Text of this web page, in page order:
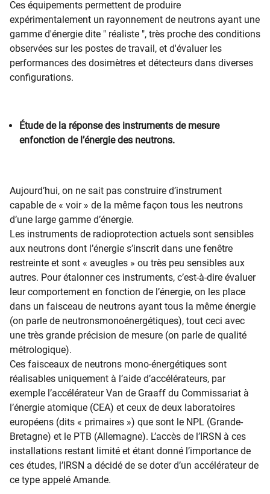
Ces équipements permettent de produire
expérimentalement un rayonnement de neutrons ayant une
gamme d'énergie dite " réaliste ", très proche des conditions
observées sur les postes de travail, et d'évaluer les
performances des dosimètres et détecteurs dans diverses
configurations.
Étude de la réponse des instruments de mesure
enfonction de l’énergie des neutrons.
Aujourd’hui, on ne sait pas construire d’instrument
capable de « voir » de la même façon tous les neutrons
d’une large gamme d’énergie.
Les instruments de radioprotection actuels sont sensibles
aux neutrons dont l’énergie s’inscrit dans une fenêtre
restreinte et sont « aveugles » ou très peu sensibles aux
autres. Pour étalonner ces instruments, c’est-à-dire évaluer
leur comportement en fonction de l’énergie, on les place
dans un faisceau de neutrons ayant tous la même énergie
(on parle de neutronsmonoénergétiques), tout ceci avec
une très grande précision de mesure (on parle de qualité
métrologique).
Ces faisceaux de neutrons mono-énergétiques sont
réalisables uniquement à l’aide d’accélérateurs, par
exemple l’accélérateur Van de Graaff du Commissariat à
l’énergie atomique (CEA) et ceux de deux laboratoires
européens (dits « primaires ») que sont le NPL (Grande-
Bretagne) et le PTB (Allemagne). L’accès de l’IRSN à ces
installations restant limité et étant donné l’importance de
ces études, l’IRSN a décidé de se doter d’un accélérateur de
ce type appelé Amande.